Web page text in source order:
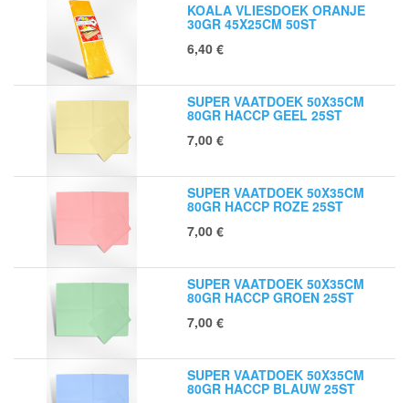
KOALA VLIESDOEK ORANJE
30GR 45X25CM 50ST
6,40 €
SUPER VAATDOEK 50X35CM
80GR HACCP GEEL 25ST
7,00 €
SUPER VAATDOEK 50X35CM
80GR HACCP ROZE 25ST
7,00 €
SUPER VAATDOEK 50X35CM
80GR HACCP GROEN 25ST
7,00 €
SUPER VAATDOEK 50X35CM
80GR HACCP BLAUW 25ST